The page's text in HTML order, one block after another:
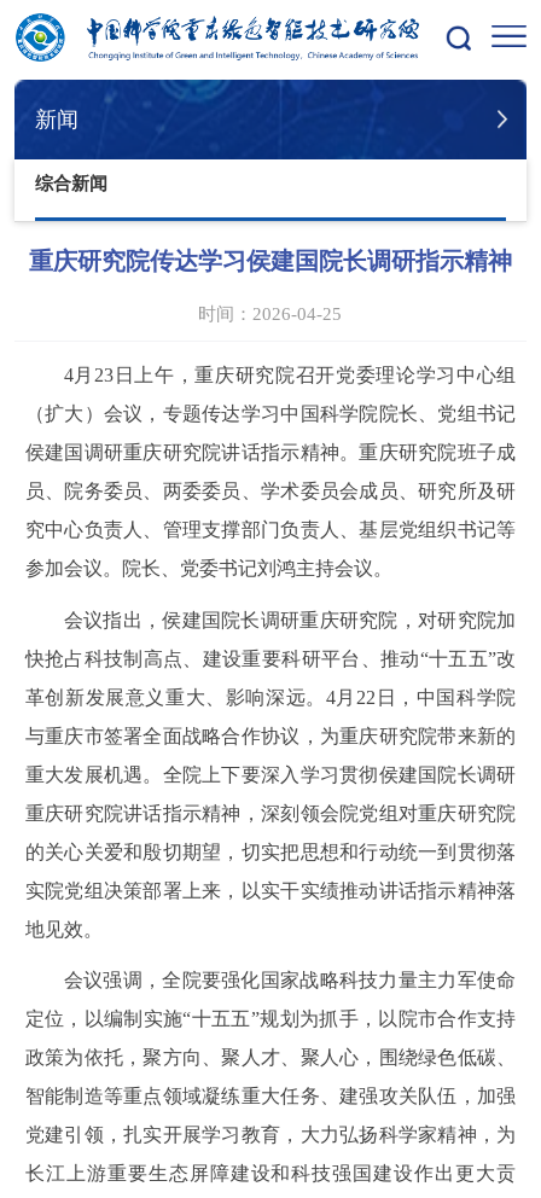
您的位置：首页 新闻 综合新闻
新闻
综合新闻
重庆研究院传达学习侯建国院长调研指示精神
时间：2026-04-25
4月23日上午，重庆研究院召开党委理论学习中心组
（扩大）会议，专题传达学习中国科学院院长、党组书记
侯建国调研重庆研究院讲话指示精神。重庆研究院班子成
员、院务委员、两委委员、学术委员会成员、研究所及研
究中心负责人、管理支撑部门负责人、基层党组织书记等
参加会议。院长、党委书记刘鸿主持会议。
会议指出，侯建国院长调研重庆研究院，对研究院加
快抢占科技制高点、建设重要科研平台、推动“十五五”改
革创新发展意义重大、影响深远。4月22日，中国科学院
与重庆市签署全面战略合作协议，为重庆研究院带来新的
重大发展机遇。全院上下要深入学习贯彻侯建国院长调研
重庆研究院讲话指示精神，深刻领会院党组对重庆研究院
的关心关爱和殷切期望，切实把思想和行动统一到贯彻落
实院党组决策部署上来，以实干实绩推动讲话指示精神落
地见效。
会议强调，全院要强化国家战略科技力量主力军使命
定位，以编制实施“十五五”规划为抓手，以院市合作支持
政策为依托，聚方向、聚人才、聚人心，围绕绿色低碳、
智能制造等重点领域凝练重大任务、建强攻关队伍，加强
党建引领，扎实开展学习教育，大力弘扬科学家精神，为
长江上游重要生态屏障建设和科技强国建设作出更大贡